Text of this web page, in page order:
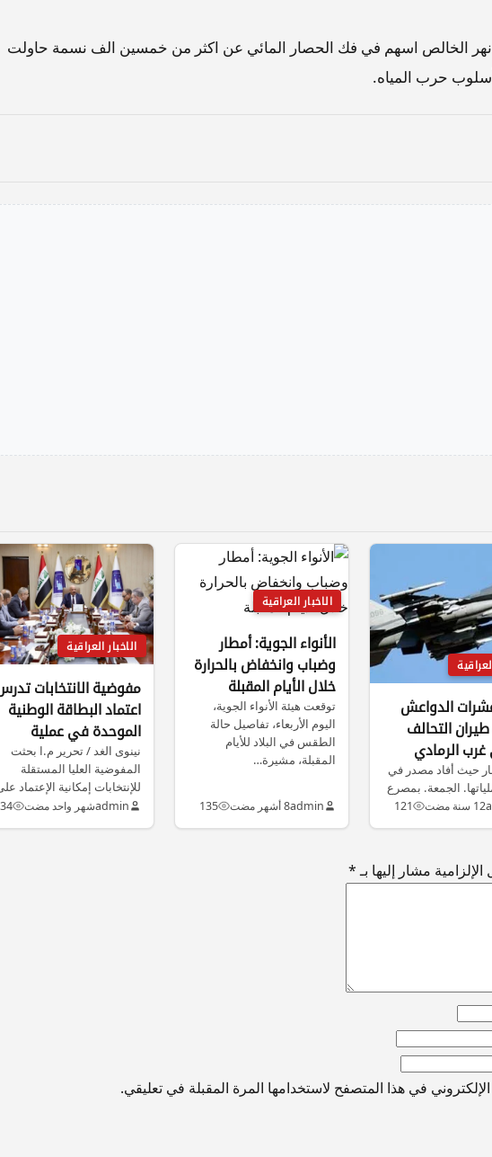
الخالص اسهم في فك الحصار المائي عن اكثر من خمسين الف نسمة حاولت
حرب المياه.
الدواعش
التحالف
غرب الرمادي
حيث أفاد مصدر في
الجمعة. بمصرع
من مسلحي12 سنة مضت 121
الاخبار العراقية
الأنواء الجوية: أمطار
وضباب وانخفاض بالحرارة
خلال الأيام المقبلة
توقعت هيئة الأنواء الجوية،
اليوم الأربعاء، تفاصيل حالة
الطقس في البلاد للأيام
المقبلة، مشيرة…
admin8 أشهر مضت 135
الاخبار العراقية
مفوضية الانتخابات
اعتماد البطاقة الوطنية
الموحدة في عملية
التصويت
نينوى الغد / تحرير م.ا بحثت
المفوضية العليا المستقلة
للإنتخابات إمكانية الإعتماد
البطاقة…
adminشهر واحد مضت
مشار إليها بـ*
في هذا المتصفح لاستخدامها المرة المقبلة في تعليقي.